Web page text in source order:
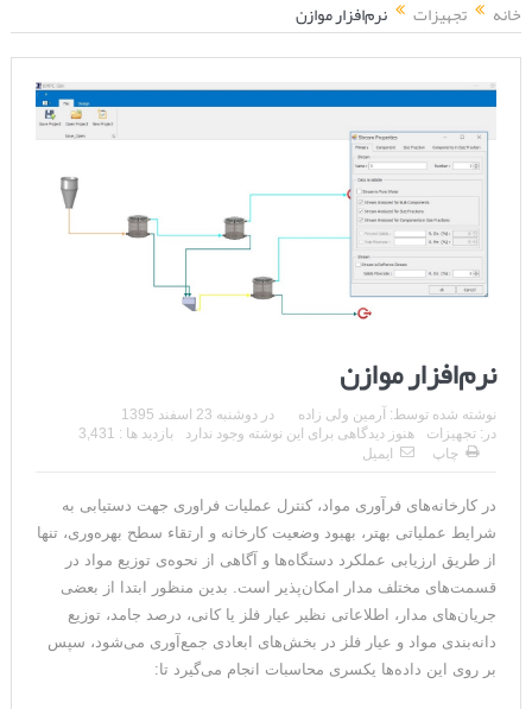
خانه تجهیزات نرم‌افزار موازن
نرم‌افزار موازن
نوشته شده توسط: آرمین ولی زاده در دوشنبه 23 اسفند 1395
در: تجهیزات هنوز دیدگاهی برای این نوشته وجود ندارد
بازدید ها : 3,431
چاپ
ایمیل
در کارخانه‌های فرآوری مواد، کنترل عملیات فراوری جهت دستیابی به
شرایط عملیاتی بهتر، بهبود وضعیت کارخانه و ارتقاء سطح بهره‌وری، تنها
از طریق ارزیابی عملکرد دستگاه‌ها و آگاهی از نحوه‌ی توزیع مواد در
قسمت‌های مختلف مدار امکان‌پذیر است. بدین منظور ابتدا از بعضی
جریان‌های مدار، اطلاعاتی نظیر عیار فلز یا کانی، درصد جامد، توزیع
دانه‌بندی مواد و عیار فلز در بخش‌های ابعادی جمع‌آوری می‌شود، سپس
بر روی این داده‌ها یکسری محاسبات انجام می‌گیرد تا: